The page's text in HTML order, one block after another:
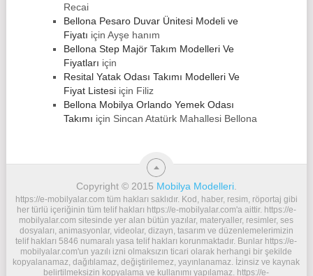
Recai
Bellona Pesaro Duvar Ünitesi Modeli ve
Fiyatı için Ayşe hanım
Bellona Step Majör Takım Modelleri Ve
Fiyatları için
Resital Yatak Odası Takımı Modelleri Ve
Fiyat Listesiiçin Filiz
Bellona Mobilya Orlando Yemek Odası
Takımı için Sincan Atatürk Mahallesi Bellona
Copyright © 2015 Mobilya Modelleri.
https://e-mobilyalar.com tüm hakları saklıdır. Kod, haber, resim, röportaj gibi
her türlü içeriğinin tüm telif hakları https://e-mobilyalar.com'a aittir. https://e-
mobilyalar.com sitesinde yer alan bütün yazılar, materyaller, resimler, ses
dosyaları, animasyonlar, videolar, dizayn, tasarım ve düzenlemelerimizin
telif hakları 5846 numaralı yasa telif hakları korunmaktadır. Bunlar https://e-
mobilyalar.com'un yazılı izni olmaksızın ticari olarak herhangi bir şekilde
kopyalanamaz, dağıtılamaz, değiştirilemez, yayınlanamaz. İzinsiz ve kaynak
belirtilmeksizin kopyalama ve kullanımı yapılamaz. https://e-